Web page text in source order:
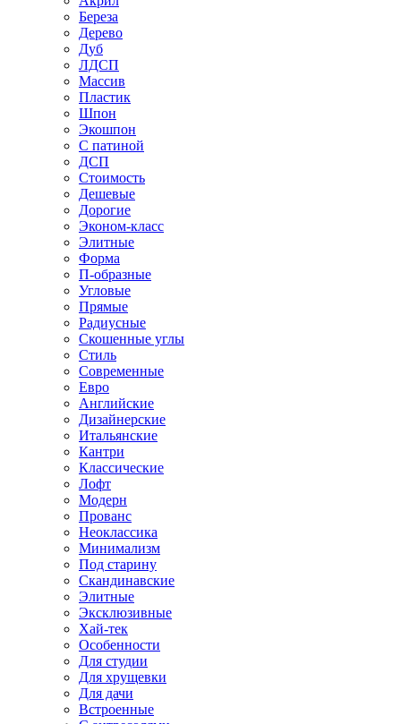
Береза
Дерево
Дуб
ЛДСП
Массив
Пластик
Шпон
Экошпон
С патиной
ДСП
Стоимость
Дешевые
Дорогие
Эконом-класс
Элитные
Форма
П-образные
Угловые
Прямые
Радиусные
Скошенные углы
Стиль
Современные
Евро
Английские
Дизайнерские
Итальянские
Кантри
Классические
Лофт
Модерн
Прованс
Неоклассика
Минимализм
Под старину
Скандинавские
Элитные
Эксклюзивные
Хай-тек
Особенности
Для студии
Для хрущевки
Для дачи
Встроенные